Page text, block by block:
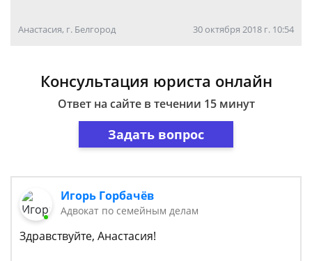
Анастасия, г. Белгород 30 октября 2018 г. 10:54
Консультация юриста онлайн
Ответ на сайте в течении 15 минут
Задать вопрос
Игорь Горбачёв
Адвокат по семейным делам
Здравствуйте, Анастасия!